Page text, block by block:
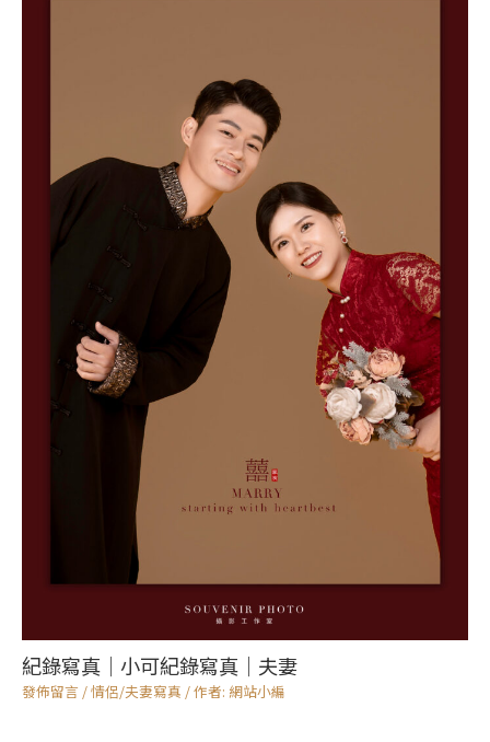
紀錄寫真｜小可紀錄寫真｜夫妻
發佈留言 /情侶/夫妻寫真 / 作者: 網站小編